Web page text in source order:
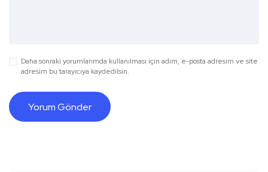
Daha sonraki yorumlarımda kullanılması için adım, e-posta adresim ve site
adresim bu tarayıcıya kaydedilsin.